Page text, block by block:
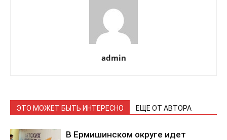
admin
ЭТО МОЖЕТ БЫТЬ ИНТЕРЕСНО ЕЩЕ ОТ АВТОРА
В Ермишинском округе идет